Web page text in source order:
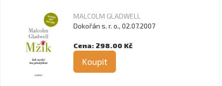
MALCOLM GLADWELL
Dokořán s. r. o., 02.07.2007
Cena: 298.00 Kč
Koupit